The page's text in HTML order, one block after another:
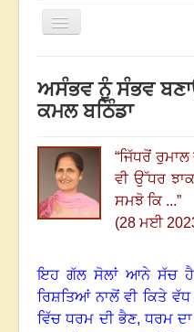
Toggle
ਰਚਨਾਵਾਂ
ਸੰਪਰਕ
We have 105 guests and no
2812557
ਇਸ
ਅਸੰਭਵ ਨੂੰ ਸੰਭਵ
ਕਮਲ ਬਠਿੰਡਾ
“ਜਿੱਧਰੋਂ ਰੁਮਾਲ
ਵੀ ਉੱਧਰ
ਸਮਝੋ ਕਿ ...”
(28 ਮਈ
ਇਹ ਗੱਲ ਸੋਲਾਂ ਆਨੇ ਸੱਚ ਹੈ
ਰਿਸ਼ਤਿਆਂ ਨਾਲੋਂ ਵੀ ਕਿਤੇ
ਵਿੱਚ ਧਰਮ ਦੀ ਭੈਣ,ਧਰਮ ਦਾ